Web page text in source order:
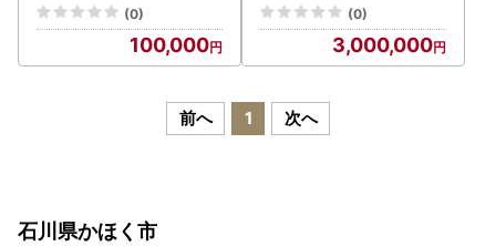
(0)
100,000
(0)
3,000,000
前へ 1 次へ
石川県かほく市